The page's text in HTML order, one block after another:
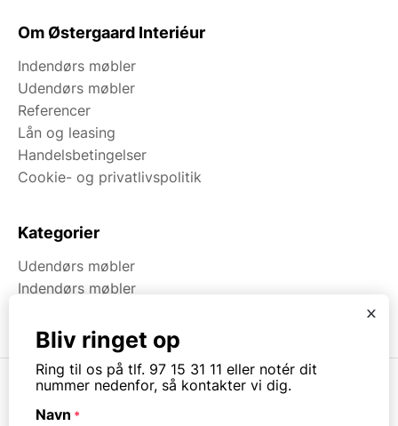
Om Østergaard Interiéur
Indendørs møbler
Udendørs møbler
Referencer
Lån og leasing
Handelsbetingelser
Cookie- og privatlivspolitik
Kategorier
Udendørs møbler
Indendørs møbler
x
Bliv ringet op
Ring til os på tlf. 97 15 31 11 eller notér dit
nummer nedenfor, så kontakter vi dig.
Navn *